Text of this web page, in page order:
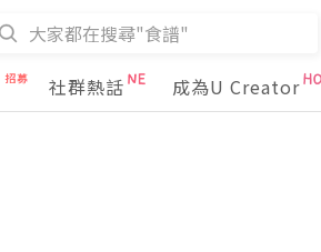
社群熱話 成為U Creator